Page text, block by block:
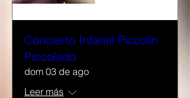
Concierto Infantil Piccolín
Piccolado
dom 03 de ago
Leer más